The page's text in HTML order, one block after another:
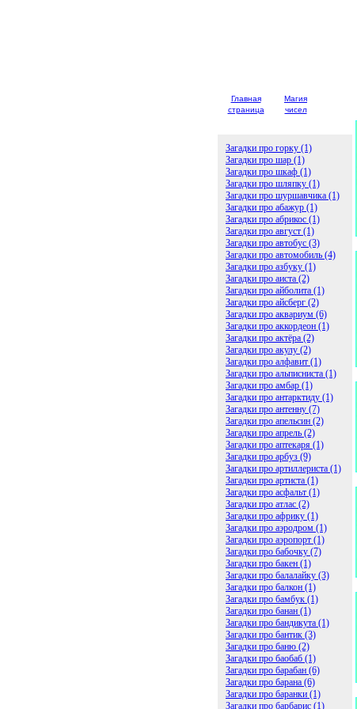
Главная
страница
Магия
чисел
Загадки про горку (1)
Загадки про шар (1)
Загадки про шкаф (1)
Загадки про шляпку (1)
Загадки про шуршавчика (1)
Загадки про абажур (1)
Загадки про абрикос (1)
Загадки про август (1)
Загадки про автобус (3)
Загадки про автомобиль (4)
Загадки про азбуку (1)
Загадки про аиста (2)
Загадки про айболита (1)
Загадки про айсберг (2)
Загадки про аквариум (6)
Загадки про аккордеон (1)
Загадки про актёра (2)
Загадки про акулу (2)
Загадки про алфавит (1)
Загадки про альписниста (1)
Загадки про амбар (1)
Загадки про антарктиду (1)
Загадки про антенну (7)
Загадки про апельсин (2)
Загадки про апрель (2)
Загадки про аптекаря (1)
Загадки про арбуз (9)
Загадки про артиллериста (1)
Загадки про артиста (1)
Загадки про асфальт (1)
Загадки про атлас (2)
Загадки про африку (1)
Загадки про аэродром (1)
Загадки про аэропорт (1)
Загадки про бабочку (7)
Загадки про бакен (1)
Загадки про балалайку (3)
Загадки про балкон (1)
Загадки про бамбук (1)
Загадки про банан (1)
Загадки про бандикута (1)
Загадки про бантик (3)
Загадки про баню (2)
Загадки про баобаб (1)
Загадки про барабан (6)
Загадки про барана (6)
Загадки про баранки (1)
Загадки про барбарис (1)